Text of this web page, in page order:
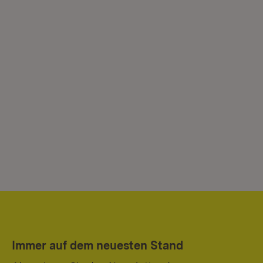
Immer auf dem neuesten Stand